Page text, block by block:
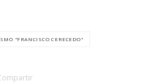
"FRANCISCO CERECEDO"